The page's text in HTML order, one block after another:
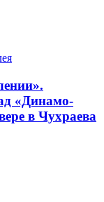
«Динамо-
в Чухраева